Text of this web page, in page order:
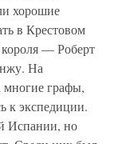
хорошие
в Крестовом
короля — Роберт
На
многие графы,
к экспедиции.
Испании, но